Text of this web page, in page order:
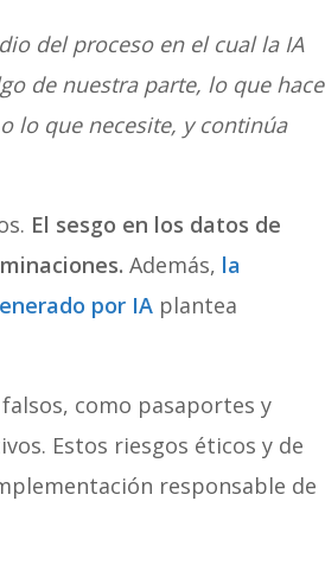
del proceso en el cual la IA
de nuestra parte, lo que hace
lo que necesite, y continúa
El sesgo en los datos de
Además, la
por IA plantea
como pasaportes y
Estos riesgos éticos y de
responsable de